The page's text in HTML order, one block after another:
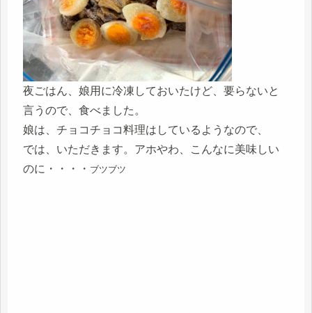
夜ごはん、娘用に冷凍しておいたけど、要らないと
言うので、食べました。
娘は、チョコチョコ料理はしているようなので、
では、いただきます。アホやわ、こんなに美味しい
のに・・・・ ブツブツ